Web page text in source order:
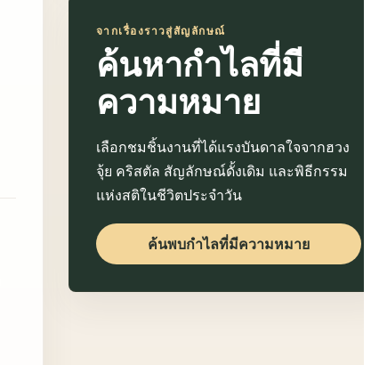
จากเรื่องราวสู่สัญลักษณ์
ค้นหากำไลที่มี
ความหมาย
เลือกชมชิ้นงานที่ได้แรงบันดาลใจจากฮวง
จุ้ย คริสตัล สัญลักษณ์ดั้งเดิม และพิธีกรรม
แห่งสติในชีวิตประจำวัน
ค้นพบกำไลที่มีความหมาย